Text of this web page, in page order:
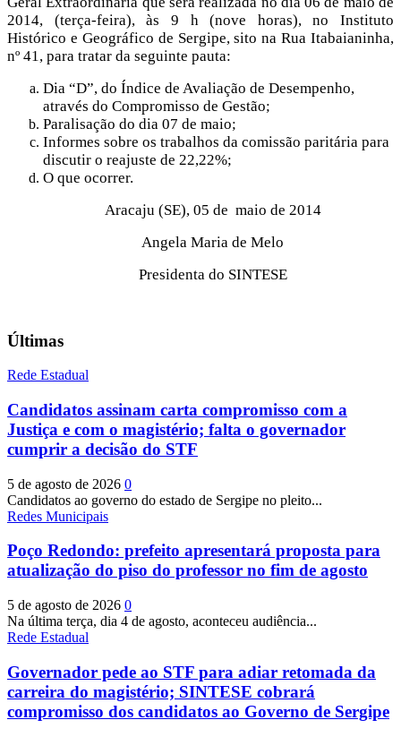
2014, (terça-feira), às 9 h (nove horas), no Instituto
Histórico e Geográfico de Sergipe, sito na Rua Itabaianinha,
nº 41, para tratar da seguinte pauta:
Dia “D”, do Índice de Avaliação de Desempenho,
através do Compromisso de Gestão;
Paralisação do dia 07 de maio;
Informes sobre os trabalhos da comissão paritária para
discutir o reajuste de 22,22%;
O que ocorrer.
Aracaju (SE), 05 de maio de 2014
Angela Maria de Melo
Presidenta do SINTESE
Últimas
Rede Estadual
Candidatos assinam carta compromisso com a
Justiça e com o magistério; falta o governador
cumprir a decisão do STF
5 de agosto de 2026 0
Candidatos ao governo do estado de Sergipe no pleito...
Redes Municipais
Poço Redondo: prefeito apresentará proposta para
atualização do piso do professor no fim de agosto
5 de agosto de 2026 0
Na última terça, dia 4 de agosto, aconteceu audiência...
Rede Estadual
Governador pede ao STF para adiar retomada da
carreira do magistério; SINTESE cobrará
compromisso dos candidatos ao Governo de Sergipe